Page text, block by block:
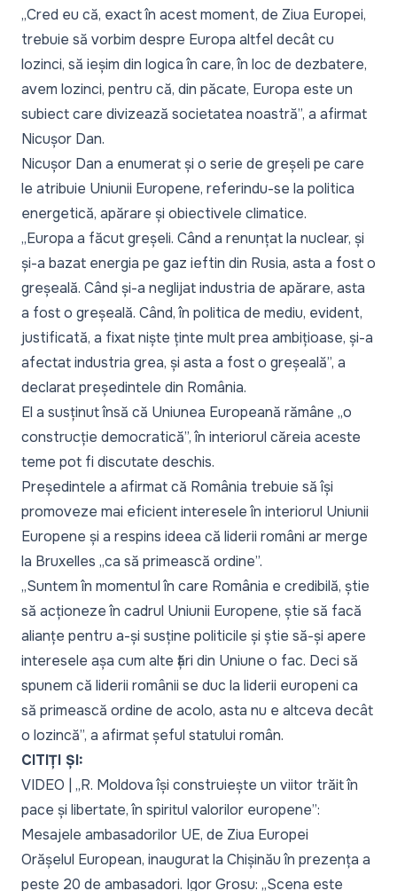
„Cred eu că, exact în acest moment, de Ziua Europei,
trebuie să vorbim despre Europa altfel decât cu
lozinci, să ieșim din logica în care, în loc de dezbatere,
avem lozinci, pentru că, din păcate, Europa este un
subiect care divizează societatea noastră”, a afirmat
Nicușor Dan.
Nicușor Dan a enumerat și o serie de greșeli pe care
le atribuie Uniunii Europene, referindu-se la politica
energetică, apărare și obiectivele climatice.
„Europa a făcut greșeli. Când a renunțat la nuclear, și
și-a bazat energia pe gaz ieftin din Rusia, asta a fost o
greșeală. Când și-a neglijat industria de apărare, asta
a fost o greșeală. Când, în politica de mediu, evident,
justificată, a fixat niște ținte mult prea ambițioase, și-a
afectat industria grea, și asta a fost o greșeală”, a
declarat președintele din România.
El a susținut însă că Uniunea Europeană rămâne „o
construcție democratică”, în interiorul căreia aceste
teme pot fi discutate deschis.
Președintele a afirmat că România trebuie să își
promoveze mai eficient interesele în interiorul Uniunii
Europene și a respins ideea că liderii români ar merge
la Bruxelles „ca să primească ordine”.
„Suntem în momentul în care România e credibilă, știe
să acționeze în cadrul Uniunii Europene, știe să facă
alianțe pentru a-și susține politicile și știe să-și apere
interesele așa cum alte țări din Uniune o fac. Deci să
spunem că liderii românii se duc la liderii europeni ca
să primească ordine de acolo, asta nu e altceva decât
o lozincă”, a afirmat șeful statului român.
CITIȚI ȘI:
VIDEO | „R. Moldova își construiește un viitor trăit în
pace și libertate, în spiritul valorilor europene”:
Mesajele ambasadorilor UE, de Ziua Europei
Orășelul European, inaugurat la Chișinău în prezența a
peste 20 de ambasadori. Igor Grosu: „Scena este